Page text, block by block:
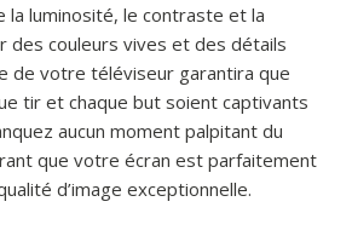
luminosité, le contraste et la
couleurs vives et des détails
de votre téléviseur garantira que
tir et chaque but soient captivants
aucun moment palpitant du
que votre écran est parfaitement
d’image exceptionnelle.